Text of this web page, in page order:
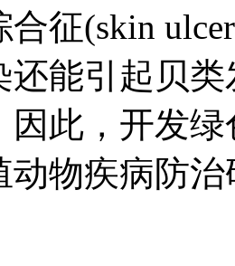
征(skin
还能引起贝
因此，开发
动物疾病防